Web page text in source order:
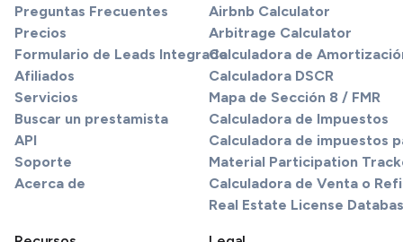
Preguntas Frecuentes
Precios
Formulario de Leads Integrado
Afiliados
Servicios
Buscar un prestamista
API
Soporte
Acerca de
Airbnb Calculator
Arbitrage Calculator
Calculadora de
Calculadora DSCR
Mapa de Sección 8 / FMR
Calculadora de Impuestos
Calculadora de impuestos
Material Participation
Calculadora de Venta o
Real Estate License